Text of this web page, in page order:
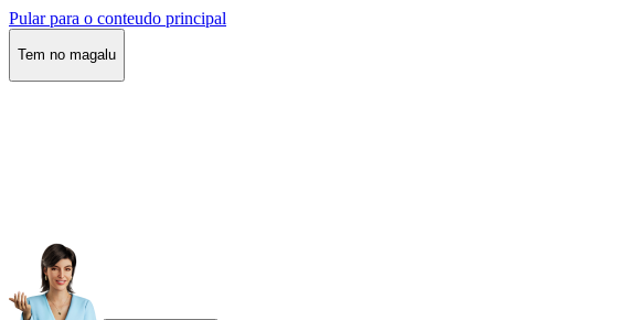
Pular para o conteudo principal
Tem no magalu